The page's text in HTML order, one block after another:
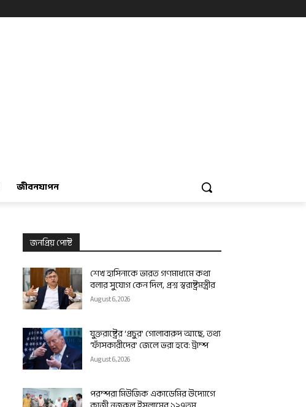
জীবনযাপন
জনপ্রিয় পোষ্ট
শেখ হাসিনাকে ভারত গণমাধ্যমে কথা
বলার সুযোগ কেন দিল, প্রশ্ন স্বরাষ্ট্রমন্ত্রীর
August 6, 2026
যুক্তরাষ্ট্রের ‘প্রচুর’ গোলাবারুদ আছে, তথ্য
‘ফাঁসকারীদের’ জেলে ভরা হবে: ট্রাম্প
August 6, 2026
পরম্পরা মিউজিক একাডেমির উদ্যোগে